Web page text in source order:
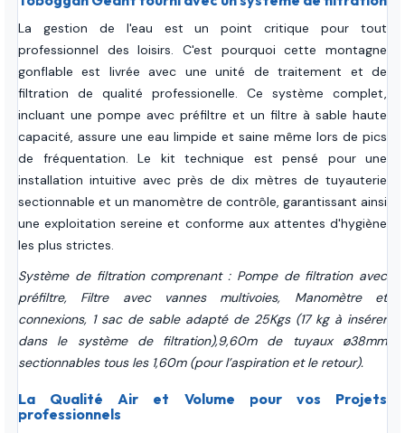
La gestion de l'eau est un point critique pour tout
professionnel des loisirs. C'est pourquoi cette montagne
gonflable est livrée avec une unité de traitement et de
filtration de qualité professionelle. Ce système complet,
incluant une pompe avec préfiltre et un filtre à sable haute
capacité, assure une eau limpide et saine même lors de pics
de fréquentation. Le kit technique est pensé pour une
installation intuitive avec près de dix mètres de tuyauterie
sectionnable et un manomètre de contrôle, garantissant ainsi
une exploitation sereine et conforme aux attentes d'hygiène
les plus strictes.
Système de filtration comprenant : Pompe de filtration avec
préfiltre, Filtre avec vannes multivoies, Manomètre et
connexions, 1 sac de sable adapté de 25Kgs (17 kg à insérer
dans le système de filtration),9,60m de tuyaux ø38mm
sectionnables tous les 1,60m (pour l’aspiration et le retour).
La Qualité Air et Volume pour vos Projets
professionnels